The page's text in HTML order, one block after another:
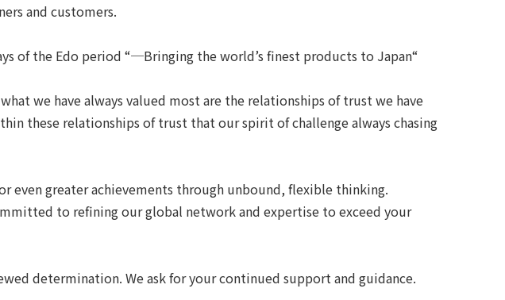
and customers.
of the Edo period “─Bringing the world’s finest products to Japan“
we have always valued most are the relationships of trust we have
these relationships of trust that our spirit of challenge always chasing
even greater achievements through unbound, flexible thinking.
to refining our global network and expertise to exceed your
determination. We ask for your continued support and guidance.